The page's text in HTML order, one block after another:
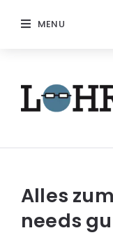
MENU
Alles
needs